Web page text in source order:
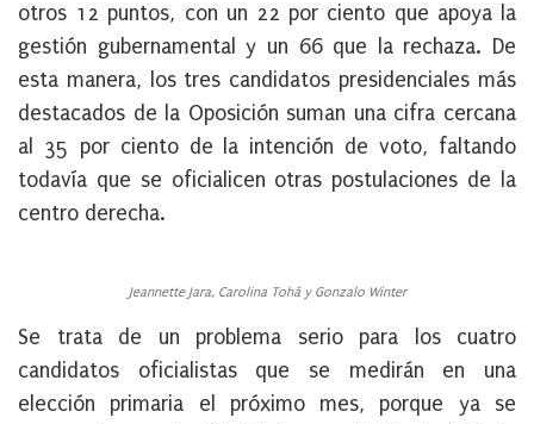
otros 12 puntos, con un 22 por ciento que apoya la
gestión gubernamental y un 66 que la rechaza. De
esta manera, los tres candidatos presidenciales más
destacados de la Oposición suman una cifra cercana
al 35 por ciento de la intención de voto, faltando
todavía que se oficialicen otras postulaciones de la
centro derecha.
Jeannette Jara, Carolina Tohá y Gonzalo Winter
Se trata de un problema serio para los cuatro
candidatos oficialistas que se medirán en una
elección primaria el próximo mes, porque ya se